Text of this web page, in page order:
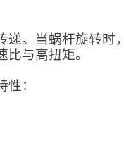
。当蜗杆旋转时
与高扭矩。
：